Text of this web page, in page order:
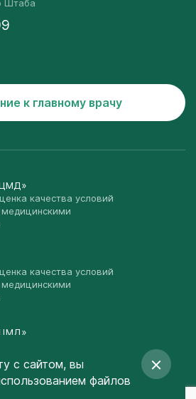
Штаба
к главному врачу
качества условий
медицинскими
качества условий
медицинскими
с сайтом, вы
файлов